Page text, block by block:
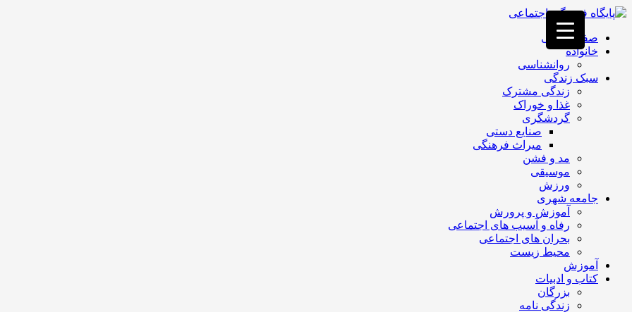
فصد
غرب
تهران
خشکشویی
تصفیه
تهران
صفحه اصلی
خانواده
روانشناسی
سبک زندگی
زندگی مشترک
غذا و خوراک
گردشگری
صنایع دستی
میراث فرهنگی
مد و فشن
موسیقی
ورزش
جامعه شهری
آموزش و پرورش
رفاه و آسیب های اجتماعی
بحران های اجتماعی
محیط زیست
آموزش
کتاب و ادبیات
بزرگان
زندگی نامه